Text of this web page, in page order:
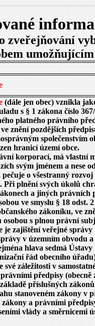
zveřejňování
(dále jen obec) vznikla
s § 1 zákona číslo
platného právního
znění pozdějších
společenstvím
hranicí území obce.
korporací, má vlastní
svým jménem a nese
o všestranný rozvoj
Při plnění svých úkolů
a jiných právních
ve smyslu § 18 odst.
zákoníku, ve
osobou s plnou právní
je zajištění veřejné
v územním obvodu
hlava sedmá
řád obecního
své záležitosti v
předpisy (obecně
příslušných
stanoveném zákony v
a právními
vlády a směrnicemi